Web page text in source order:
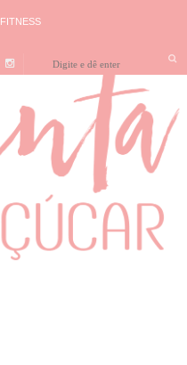
FITNESS